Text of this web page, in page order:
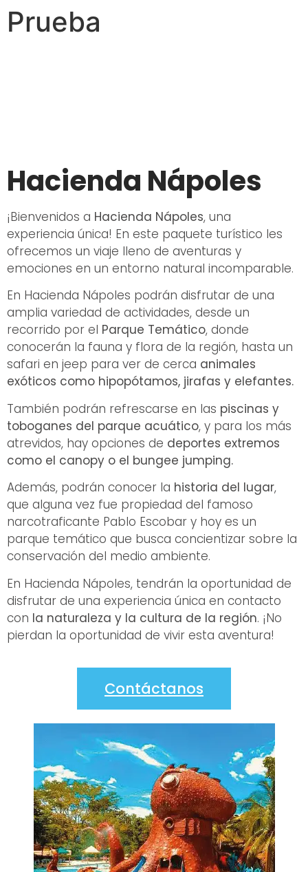
Prueba
Hacienda Nápoles
¡Bienvenidos a Hacienda Nápoles, una
experiencia única! En este paquete turístico les
ofrecemos un viaje lleno de aventuras y
emociones en un entorno natural incomparable.
En Hacienda Nápoles podrán disfrutar de una
amplia variedad de actividades, desde un
recorrido por el Parque Temático, donde
conocerán la fauna y flora de la región, hasta un
safari en jeep para ver de cerca animales
exóticos como hipopótamos, jirafas y elefantes.
También podrán refrescarse en las piscinas y
toboganes del parque acuático, y para los más
atrevidos, hay opciones de deportes extremos
como el canopy o el bungee jumping.
Además, podrán conocer la historia del lugar,
que alguna vez fue propiedad del famoso
narcotraficante Pablo Escobar y hoy es un
parque temático que busca concientizar sobre la
conservación del medio ambiente.
En Hacienda Nápoles, tendrán la oportunidad de
disfrutar de una experiencia única en contacto
con la naturaleza y la cultura de la región. ¡No
pierdan la oportunidad de vivir esta aventura!
Contáctanos